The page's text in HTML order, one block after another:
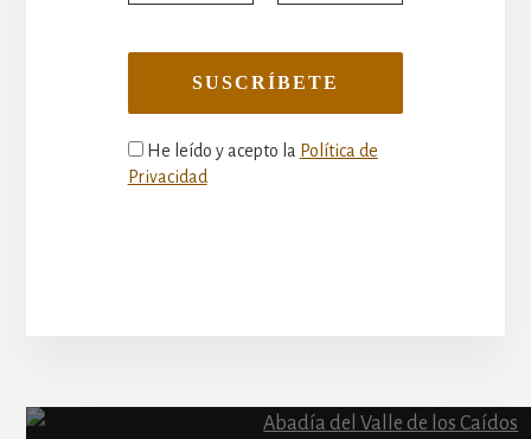
He leído y acepto la Política de
Privacidad
Content